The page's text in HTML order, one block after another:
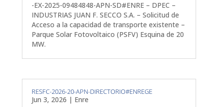
-EX-2025-09484848-APN-SD#ENRE – DPEC –
INDUSTRIAS JUAN F. SECCO S.A. – Solicitud de
Acceso a la capacidad de transporte existente –
Parque Solar Fotovoltaico (PSFV) Esquina de 20
MW.
RESFC-2026-20-APN-DIRECTORIO#ENREGE
Jun 3, 2026 | Enre